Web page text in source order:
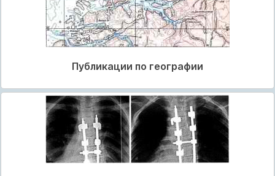
Публикации по географии